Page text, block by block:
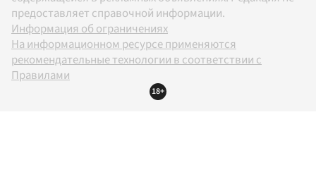
предоставляет справочной информации.
Информация об ограничениях
На информационном ресурсе применяются
рекомендательные технологии в соответствии с
Правилами
18+